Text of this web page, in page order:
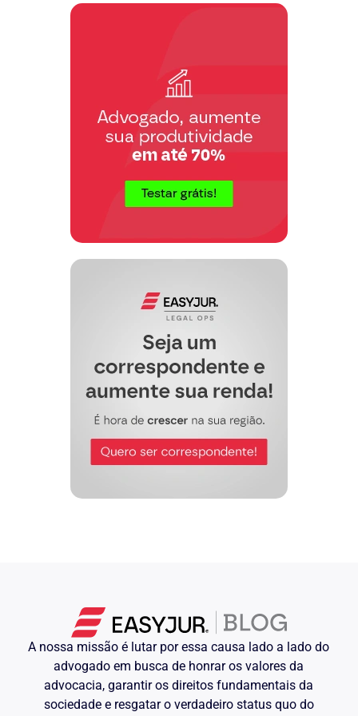
"empunhando um revólver marca
Galant, calibre 22, número
forma, que outrem efetuasse os disparos
Pasmem (ora, pois), sendo dado
incontroverso nos autos que o revólver
apreendido com o réu, despido
encontrava-se de potencialidade lesiva
seja, não se constituía em instrumento
hábil para a deflagração de projéteis, e
olhos, que o apelante, não se encontrava
mancomunado com o corréu, e tão
pouco agia em unidade de desígnio,
homicídio, sob o insustentável pretexto
de estar prestando um eventual "auxílio
moral", ao corréu.
Em verdade, em perscrutando-se com
acuidade, sobriedade e comedimento a
prova que jaz amalgamada à demanda,
tem-se, que a mesma é concludente no
sentido de ter o réu (apelante) sofrido
verdadeira intentona contra sua vida,
visto que foi, de forma inclemente e
cruel, abatido a tiros, por seus verdugos
(os quais figuram na paradoxal condição
frente a pronta e expedita intervenção
cirúrgica – de urgência – a que foi
à folhas ____, cuja reprodução parcial
afigura-se indispensável, visando
demonstrar-se de forma inequívoca o
atentado de que vítima:
Ao exame verificamos doze cicatrizes de
cor rósea e planas, sendo duas
localizadas na face do terço superior da
A nossa missão é lutar por essa causa lado a lado do
advogado em busca de honrar os valores da
advocacia, garantir os direitos fundamentais da
sociedade e resgatar o verdadeiro status quo do